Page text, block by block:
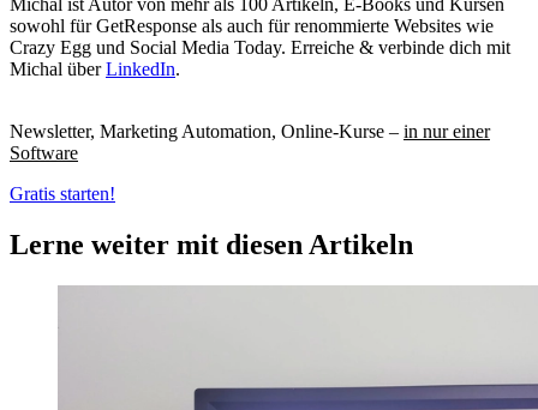
sowohl für GetResponse als auch für renommierte Websites wie
Crazy Egg und Social Media Today. Erreiche & verbinde dich mit
Michal überLinkedIn.
Newsletter, Marketing Automation, Online-Kurse – in nur einer
Software
Gratis starten!
Lerne weiter mit diesen Artikeln